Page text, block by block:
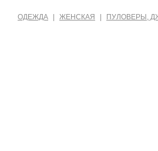
ОДЕЖДА ЖЕНСКАЯ ПУЛОВЕРЫ,